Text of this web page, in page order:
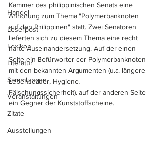
Handel
Leserpost
Lexikon
Literatur
Sammlungen
Veranstaltungen
Zitate
Ausstellungen
Kammer des philippinischen Senats eine
Anhörung zum Thema "Polymerbanknoten
auf den Philippinen" statt. Zwei Senatoren
lieferten sich zu diesem Thema eine recht
harte Auseinandersetzung. Auf der einen
Seite ein Befürworter der Polymerbanknoten
mit den bekannten Argumenten (u.a. längere
Lebensdauer, Hygiene,
Fälschungssicherheit), auf der anderen Seite
ein Gegner der Kunststoffscheine.